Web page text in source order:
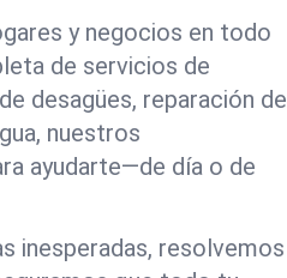
y negocios en todo
de servicios de
desagües, reparación de
nuestros
ayudarte—de día o de
inesperadas, resolvemos